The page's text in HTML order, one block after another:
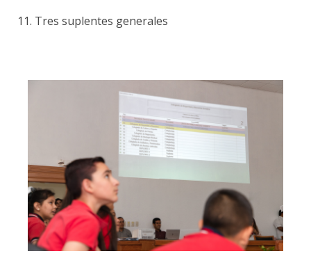
11. Tres suplentes generales